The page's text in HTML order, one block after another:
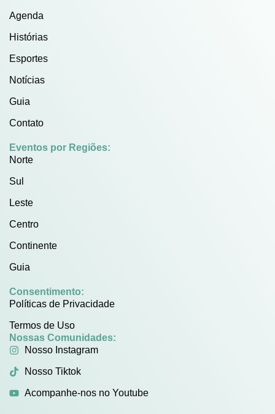
Agenda
Histórias
Esportes
Notícias
Guia
Contato
Eventos por Regiões:
Norte
Sul
Leste
Centro
Continente
Guia
Consentimento:
Políticas de Privacidade
Termos de Uso
Nossas Comunidades:
Nosso Instagram
Nosso Tiktok
Acompanhe-nos no Youtube